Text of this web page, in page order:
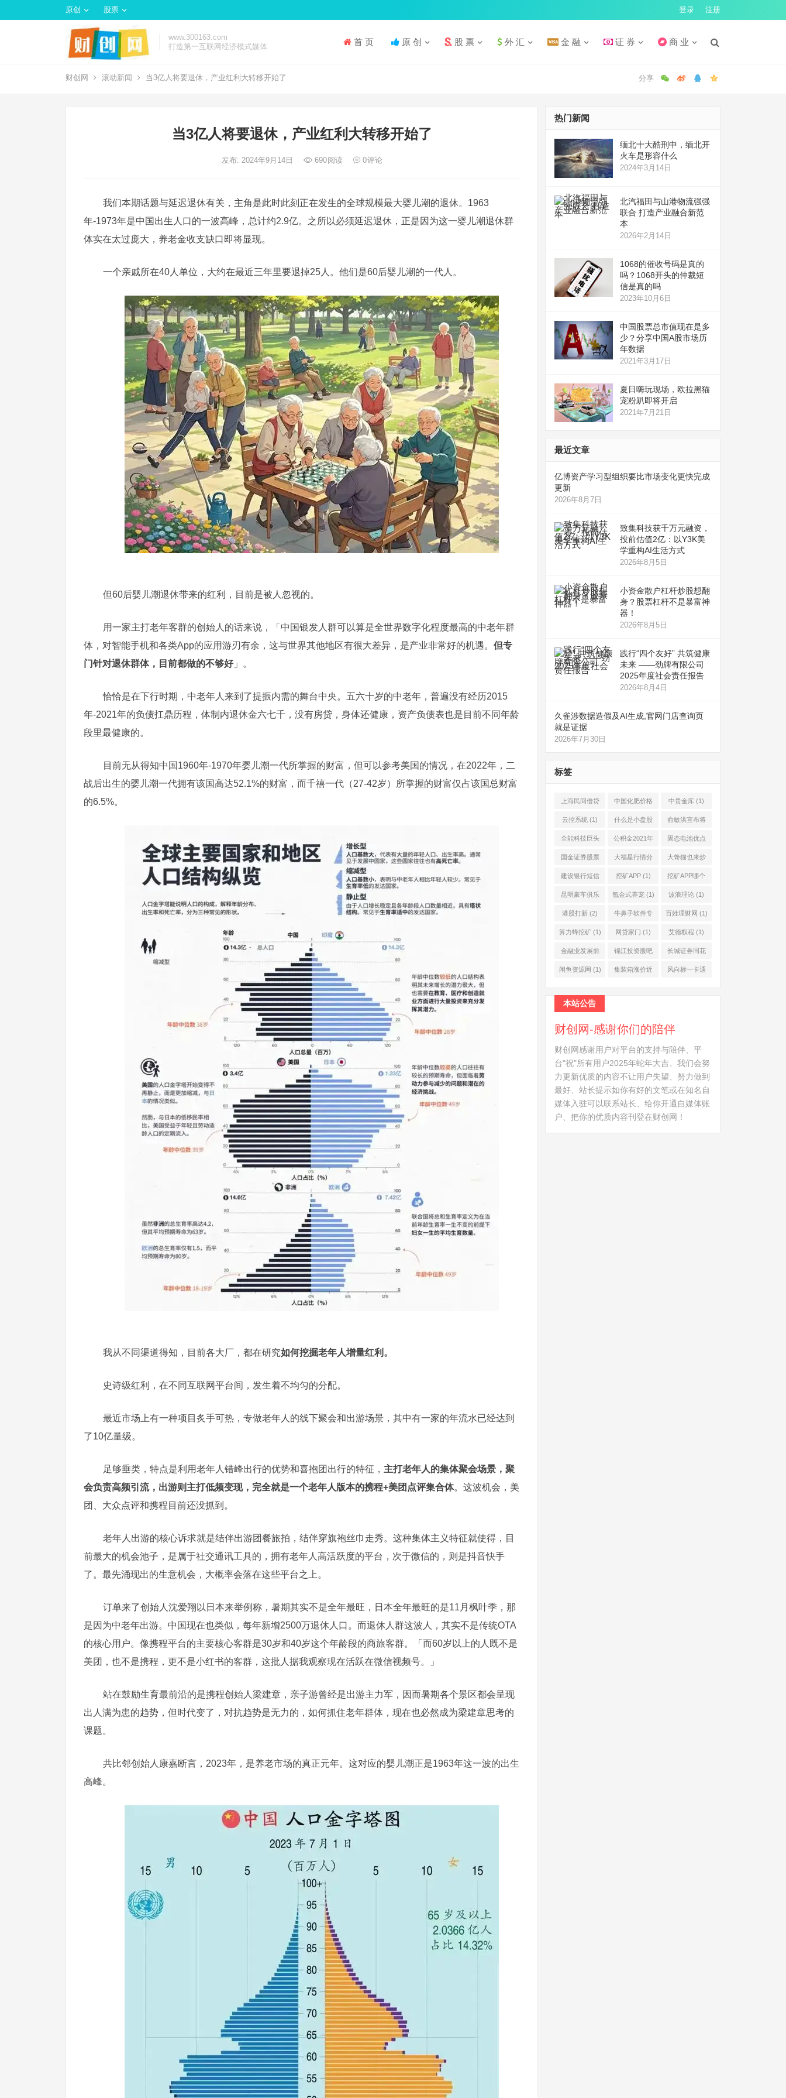
原创 股票 登录 注册
www.300163.com
打造第一互联网经济模式媒体
首 页 原 创 股 票 外 汇 金 融 证 券 商 业
财创网 滚动新闻 当3亿人将要退休，产业红利大转移开始了
当3亿人将要退休，产业红利大转移开始了
发布: 2024年9月14日 690阅读 0评论
我们本期话题与延迟退休有关，主角是此时此刻正在发生的全球规模最大婴儿潮的退休。1963
年-1973年是中国出生人口的一波高峰，总计约2.9亿。之所以必须延迟退休，正是因为这一婴儿潮退休群
体实在太过庞大，养老金收支缺口即将显现。
一个亲戚所在40人单位，大约在最近三年里要退掉25人。他们是60后婴儿潮的一代人。
但60后婴儿潮退休带来的红利，目前是被人忽视的。
用一家主打老年客群的创始人的话来说，「中国银发人群可以算是全世界数字化程度最高的中老年群
体，对智能手机和各类App的应用游刃有余，这与世界其他地区有很大差异，是产业非常好的机遇。 但专
门针对退休群体，目前都做的不够好」。
恰恰是在下行时期，中老年人来到了提振内需的舞台中央。五六十岁的中老年，普遍没有经历2015
年-2021年的负债扛鼎历程，体制内退休金六七千，没有房贷，身体还健康，资产负债表也是目前不同年龄
段里最健康的。
目前无从得知中国1960年-1970年婴儿潮一代所掌握的财富，但可以参考美国的情况，在2022年，二
战后出生的婴儿潮一代拥有该国高达52.1%的财富，而千禧一代（27-42岁）所掌握的财富仅占该国总财富
的6.5%。
我从不同渠道得知，目前各大厂，都在研究如何挖掘老年人增量红利。
史诗级红利，在不同互联网平台间，发生着不均匀的分配。
最近市场上有一种项目炙手可热，专做老年人的线下聚会和出游场景，其中有一家的年流水已经达到
了10亿量级。
足够垂类，特点是利用老年人错峰出行的优势和喜抱团出行的特征， 主打老年人的集体聚会场景，聚
会负责高频引流，出游则主打低频变现，完全就是一个老年人版本的携程+美团点评集合体。这波机会，美
团、大众点评和携程目前还没抓到。
老年人出游的核心诉求就是结伴出游团餐旅拍，结伴穿旗袍丝巾走秀。这种集体主义特征就使得，目
前最大的机会池子，是属于社交通讯工具的，拥有老年人高活跃度的平台，次于微信的，则是抖音快手
了。最先涌现出的生意机会，大概率会落在这些平台之上。
订单来了创始人沈爱翔以日本来举例称，暑期其实不是全年最旺，日本全年最旺的是11月枫叶季，那
是因为中老年出游。中国现在也类似，每年新增2500万退休人口。而退休人群这波人，其实不是传统OTA
的核心用户。像携程平台的主要核心客群是30岁和40岁这个年龄段的商旅客群。「而60岁以上的人既不是
美团，也不是携程，更不是小红书的客群，这批人据我观察现在活跃在微信视频号。」
站在鼓励生育最前沿的是携程创始人梁建章，亲子游曾经是出游主力军，因而暑期各个景区都会呈现
出人满为患的趋势，但时代变了，对抗趋势是无力的，如何抓住老年群体，现在也必然成为梁建章思考的
课题。
共比邻创始人康嘉断言，2023年，是养老市场的真正元年。这对应的婴儿潮正是1963年这一波的出生
高峰。
热门新闻
缅北十大酷刑中，缅北开
火车是形容什么
2024年3月14日
北汽福田与山港物流强强
联合 打造产业融合新范
本
2026年2月14日
1068的催收号码是真的
吗？1068开头的仲裁短
信是真的吗
2023年10月6日
中国股票总市值现在是多
少？分享中国A股市场历
年数据
2021年3月17日
夏日嗨玩现场，欧拉黑猫
宠粉趴即将开启
2021年7月21日
最近文章
亿博资产学习型组织要比市场变化更快完成
更新
2026年8月7日
致集科技获千万元融资，
投前估值2亿：以Y3K美
学重构AI生活方式
2026年8月5日
小资金散户杠杆炒股想翻
身？股票杠杆不是暴富神
器！
2026年8月5日
践行“四个友好” 共筑健康
未来 ——劲牌有限公司
2025年度社会责任报告
2026年8月4日
久雀涉数据造假及AI生成,官网门店查询页
就是证据
2026年7月30日
标签
上海民间借贷
公司(1)
中国化肥价格
网(1)
中贵金库 (1)
云控系统 (1) 什么是小盘股
(2)
俞敏洪宣布将
退休(1)
全能科技巨头
(1)
公积金2021年
起不允许提取
固态电池优点
(1)
国金证券股票
(2)
大福星行情分
析系统(1)
大馋猫也来炒
股票(1)
建设银行短信
服务费(1)
挖矿APP(1) 挖矿APP哪个
靠谱(1)
昆明豪车俱乐
部(1)
氪金式养宠(1) 波浪理论 (1)
港股打新 (2) 牛鼻子软件专
业版(1)
百姓理财网 (1)
算力蜂挖矿(1) 网贷家门 (1) 艾德权程 (1)
金融业发展前
景(1)
锦江投资股吧
(1)
长城证券同花
顺(1)
闲鱼资源网 (1) 集装箱涨价近 风向标一卡通
本站公告
财创网-感谢你们的陪伴
财创网感谢用户对平台的支持与陪伴、平
台"祝"所有用户2025年蛇年大吉、我们会努
力更新优质的内容不让用户失望、努力做到
最好、站长提示如你有好的文笔或在知名自
媒体入驻可以联系站长、给你开通自媒体账
户、把你的优质内容刊登在财创网！